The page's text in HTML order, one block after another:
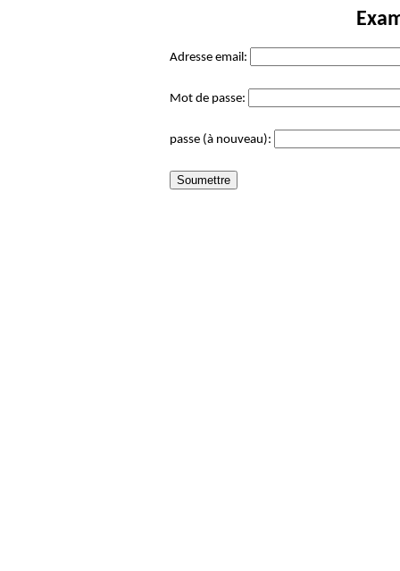
Adresse email:
Mot de passe:
passe (à nouveau):